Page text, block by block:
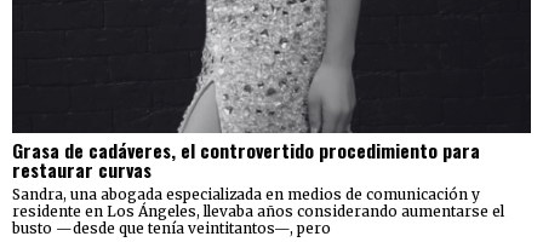
Grasa de cadáveres, el controvertido procedimiento para
restaurar curvas
Sandra, una abogada especializada en medios de comunicación y
residente en Los Ángeles, llevaba años considerando aumentarse el
busto —desde que tenía veintitantos—, pero